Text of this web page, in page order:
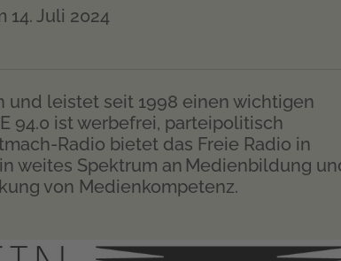
Juli 2024
und leistet seit 1998 einen wichtigen
94.0 ist werbefrei, parteipolitisch
Radio bietet das Freie Radio in
weites Spektrum an Medienbildung
von Medienkompetenz.